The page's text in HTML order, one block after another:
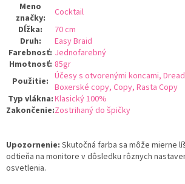
Meno
značky:
Cocktail
Dĺžka:
70 cm
Druh:
Easy Braid
Farebnosť: Jednofarebný
Hmotnosť: 85gr
Použitie: Účesy s otvorenými koncami,
Boxerské copy, Copy, Rasta Copy
Typ vlákna:Klasický 100%
Zakončenie:Zostrihaný do špičky
Upozornenie: Skutočná farba sa môže mierne
odtieňa na monitore v dôsledku rôznych
osvetlenia.